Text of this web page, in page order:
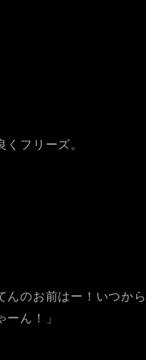
フリーズ。
んのお前はー！いつか
ーん！」